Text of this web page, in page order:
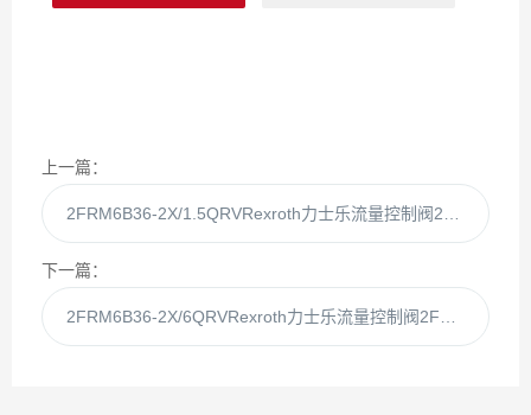
上一篇：
下一篇：